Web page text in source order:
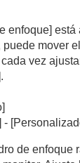
enfoque] está
mover
vez
.
-
de enfoque